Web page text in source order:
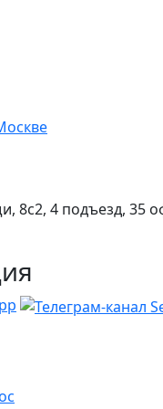
8с2, 4 подъезд, 35